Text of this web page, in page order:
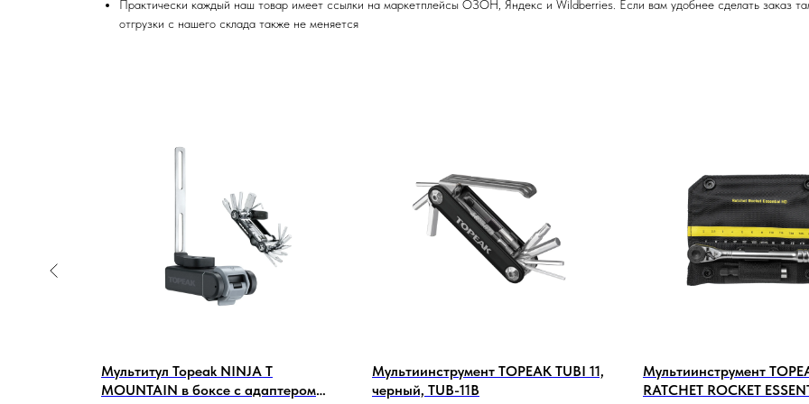
Практически каждый наш товар имеет ссылки на маркетплейсы ОЗОН, Яндекс и Wildberries. Если вам удобнее сделать заказ
отгрузки с нашего склада также не меняется
Мультитул Topeak NINJA T
MOUNTAIN в боксе с адаптером
Мультиинструмент TOPEAK TUBI 11,
черный, TUB-11B
Мультиинструмент
RATCHET ROCKET